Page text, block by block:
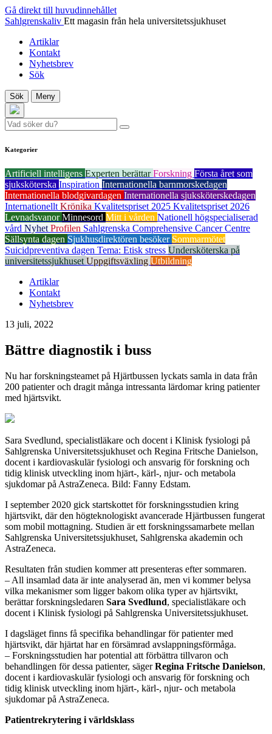
Gå direkt till huvudinnehållet
Sahlgrenskaliv Ett magasin från hela universitetssjukhuset
Artiklar
Kontakt
Nyhetsbrev
Sök
Sök Meny
Kategorier
Artificiell intelligens Experten berättarForskning Första året som
sjuksköterska Inspiration Internationella barnmorskedagen
Internationella blodgivardagen Internationella sjuksköterskedagen
Internationellt Krönika Kvalitetspriset 2025 Kvalitetspriset 2026
LevnadsvanorMinnesord Mitt i vården Nationell högspecialiserad
vård Nyhet Profilen Sahlgrenska Comprehensive Cancer Centre
Sällsynta dagen Sjukhusdirektören besöker Sommarmötet
Suicidpreventiva dagen Tema: Etisk stress Undersköterska på
universitetssjukhuset Uppgiftsväxling Utbildning
Artiklar
Kontakt
Nyhetsbrev
13 juli, 2022
Bättre diagnostik i buss
Nu har forskningsteamet på Hjärtbussen lyckats samla in data från
200 patienter och dragit många intressanta lärdomar kring patienter
med hjärtsvikt.
Sara Svedlund, specialistläkare och docent i Klinisk fysiologi på
Sahlgrenska Universitetssjukhuset och Regina Fritsche Danielson,
docent i kardiovaskulär fysiologi och ansvarig för forskning och
tidig klinisk utveckling inom hjärt-, kärl-, njur- och metabola
sjukdomar på AstraZeneca. Bild: Fanny Edstam.
I september 2020 gick startskottet för forskningsstudien kring
hjärtsvikt, där den högteknologiskt avancerade Hjärtbussen fungerat
som mobil mottagning. Studien är ett forskningssamarbete mellan
Sahlgrenska Universitetssjukhuset, Sahlgrenska akademin och
AstraZeneca.
Resultaten från studien kommer att presenteras efter sommaren.
– All insamlad data är inte analyserad än, men vi kommer belysa
vilka mekanismer som ligger bakom olika typer av hjärtsvikt,
berättar forskningsledaren Sara Svedlund, specialistläkare och
docent i Klinisk fysiologi på Sahlgrenska Universitetssjukhuset.
I dagsläget finns få specifika behandlingar för patienter med
hjärtsvikt, där hjärtat har en försämrad avslappningsförmåga.
– Forskningsstudien har potential att förbättra tillvaron och
behandlingen för dessa patienter, sägerRegina Fritsche Danielson,
docent i kardiovaskulär fysiologi och ansvarig för forskning och
tidig klinisk utveckling inom hjärt-, kärl-, njur- och metabola
sjukdomar på AstraZeneca.
Patientrekrytering i världsklass